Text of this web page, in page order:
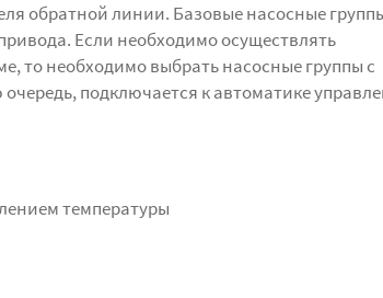
обратной линии. Базовые насосные
Если необходимо осуществлять
то необходимо выбрать насосные группы с
подключается к автоматике
температуры